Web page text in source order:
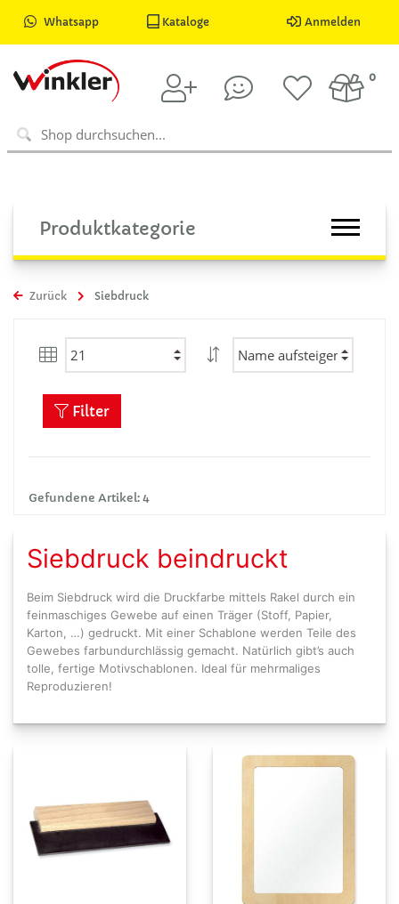
Whatsapp Kataloge Anmelden
0
Produktkategorie
Zurück Siebdruck
Gefundene Artikel: 4
Filter
Siebdruck beindruckt
Beim Siebdruck wird die Druckfarbe mittels Rakel durch ein
feinmaschiges Gewebe auf einen Träger (Stoff, Papier,
Karton, …) gedruckt. Mit einer Schablone werden Teile des
Gewebes farbundurchlässig gemacht. Natürlich gibt’s auch
tolle, fertige Motivschablonen. Ideal für mehrmaliges
Reproduzieren!